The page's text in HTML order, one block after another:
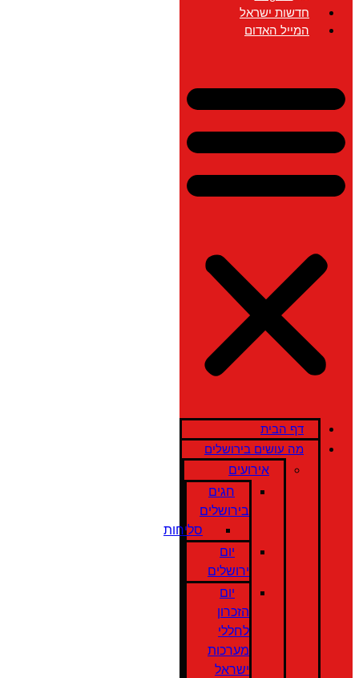
חדשות ישראל
המייל האדום
דף הבית
מה עושים בירושלים
אירועים
חגים
בירושלים
סליחות
יום
ירושלים
יום
הזכרון
לחללי
מערכות
ישראל